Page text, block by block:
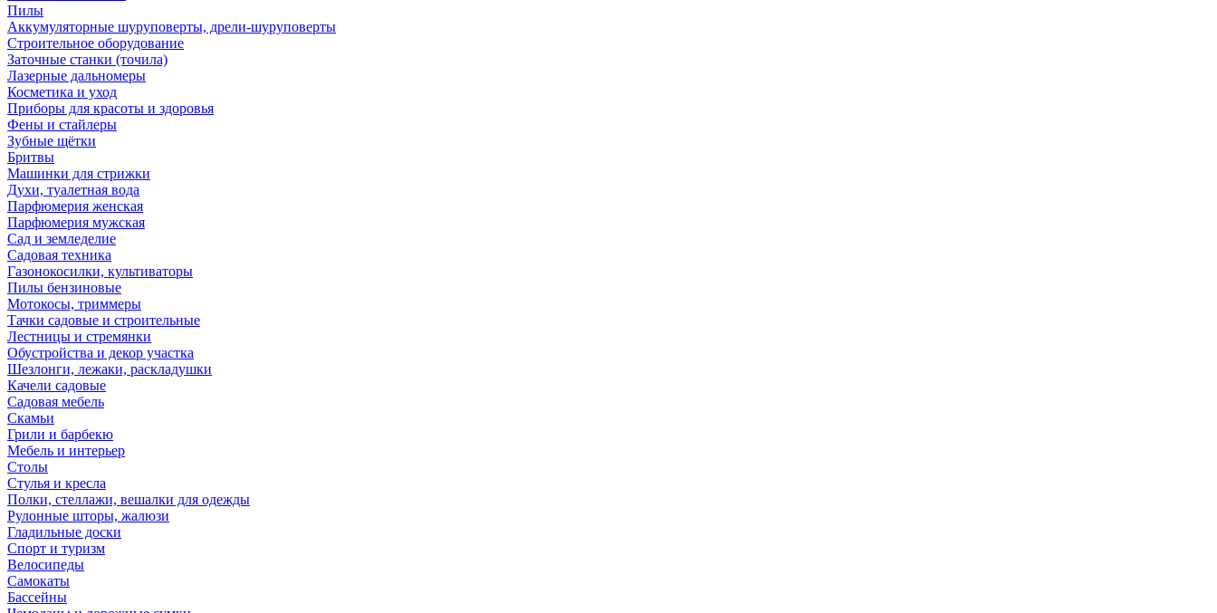
Пилы
Аккумуляторные шуруповерты, дрели-шуруповерты
Строительное оборудование
Заточные станки (точила)
Лазерные дальномеры
Косметика и уход
Приборы для красоты и здоровья
Фены и стайлеры
Зубные щётки
Бритвы
Машинки для стрижки
Духи, туалетная вода
Парфюмерия женская
Парфюмерия мужская
Сад и земледелие
Садовая техника
Газонокосилки, культиваторы
Пилы бензиновые
Мотокосы, триммеры
Тачки садовые и строительные
Лестницы и стремянки
Обустройства и декор участка
Шезлонги, лежаки, раскладушки
Качели садовые
Садовая мебель
Скамьи
Грили и барбекю
Мебель и интерьер
Столы
Стулья и кресла
Полки, стеллажи, вешалки для одежды
Рулонные шторы, жалюзи
Гладильные доски
Спорт и туризм
Велосипеды
Самокаты
Бассейны